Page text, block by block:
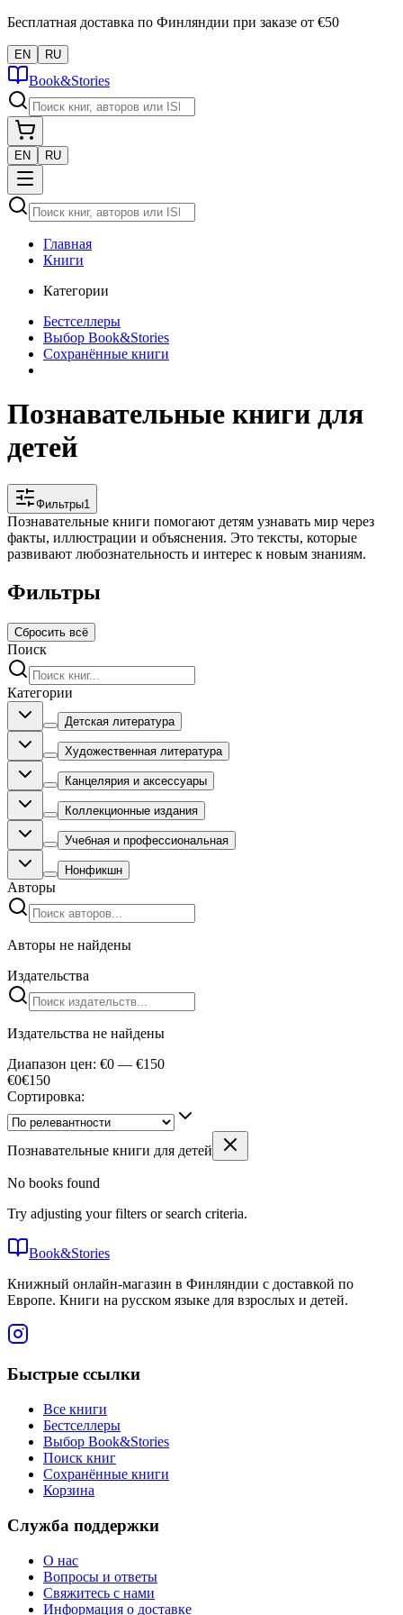
Бесплатная доставка по Финляндии при заказе от €50
EN RU
Book&Stories
EN RU
Главная
Книги
Категории
Бестселлеры
Выбор Book&Stories
Сохранённые книги
Познавательные книги для
детей
Фильтры1
Познавательные книги помогают детям узнавать мир через
факты, иллюстрации и объяснения. Это тексты, которые
развивают любознательность и интерес к новым знаниям.
Фильтры
Сбросить всё
Поиск
Категории
Детская литература
Художественная литература
Канцелярия и аксессуары
Коллекционные издания
Учебная и профессиональная
Нонфикшн
Авторы
Авторы не найдены
Издательства
Издательства не найдены
Диапазон цен: €0 — €150
€0€150
Сортировка:
Познавательные книги для детей
No books found
Try adjusting your filters or search criteria.
Book&Stories
Книжный онлайн-магазин в Финляндии с доставкой по
Европе. Книги на русском языке для взрослых и детей.
Быстрые ссылки
Все книги
Бестселлеры
Выбор Book&Stories
Поиск книг
Сохранённые книги
Корзина
Служба поддержки
О нас
Вопросы и ответы
Свяжитесь с нами
Информация о доставке